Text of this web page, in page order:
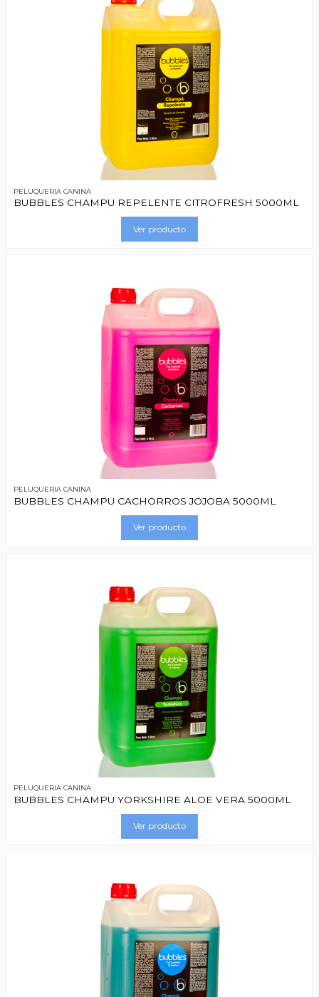
PELUQUERIA CANINA
BUBBLES CHAMPU REPELENTE CITROFRESH 5000ML
Ver producto
PELUQUERIA CANINA
BUBBLES CHAMPU CACHORROS JOJOBA 5000ML
Ver producto
PELUQUERIA CANINA
BUBBLES CHAMPU YORKSHIRE ALOE VERA 5000ML
Ver producto